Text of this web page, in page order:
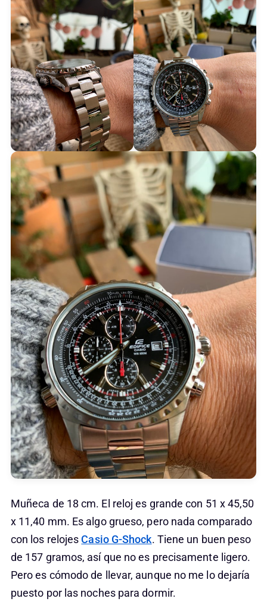
Muñeca de 18 cm. El reloj es grande con 51 x 45,50
x 11,40 mm. Es algo grueso, pero nada comparado
con los relojesCasio G-Shock. Tiene un buen peso
de 157 gramos, así que no es precisamente ligero.
Pero es cómodo de llevar, aunque no me lo dejaría
puesto por las noches para dormir.